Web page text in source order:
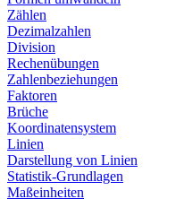
Zählen
Dezimalzahlen
Division
Rechenübungen
Zahlenbeziehungen
Faktoren
Brüche
Koordinatensystem
Linien
Darstellung von Linien
Statistik-Grundlagen
Maßeinheiten